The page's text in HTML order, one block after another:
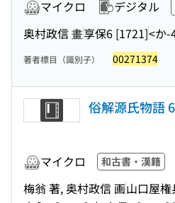
マイクロ デジタル
奥村政信 畫享保6 [1721]<か-
著者標目（識別子） 00271374
俗解源氏物語
マイクロ 和古書・漢籍
梅翁 著, 奥村政信 画山口屋権